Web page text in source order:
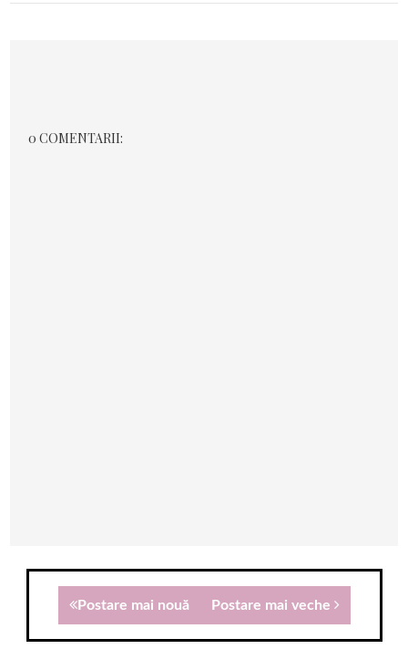
0 COMENTARII:
Postare mai nouă Postare mai veche